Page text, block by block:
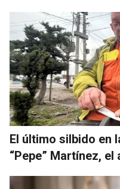
El último silbido en
“Pepe” Martínez,